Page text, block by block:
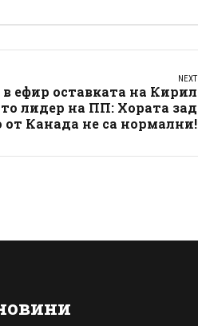
NEXT
ефир оставката на Кирил
лидер на ПП: Хората зад
Канада не са нормални!